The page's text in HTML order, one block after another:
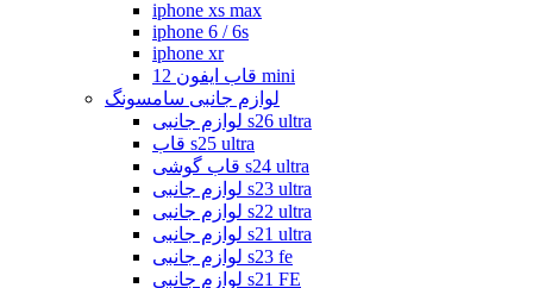
iphone xs max
iphone 6 / 6s
iphone xr
قاب ایفون 12 mini
لوازم جانبی سامسونگ
لوازم جانبی s26 ultra
قاب s25 ultra
قاب گوشی s24 ultra
لوازم جانبی s23 ultra
لوازم جانبی s22 ultra
لوازم جانبی s21 ultra
لوازم جانبی s23 fe
لوازم جانبی s21 FE